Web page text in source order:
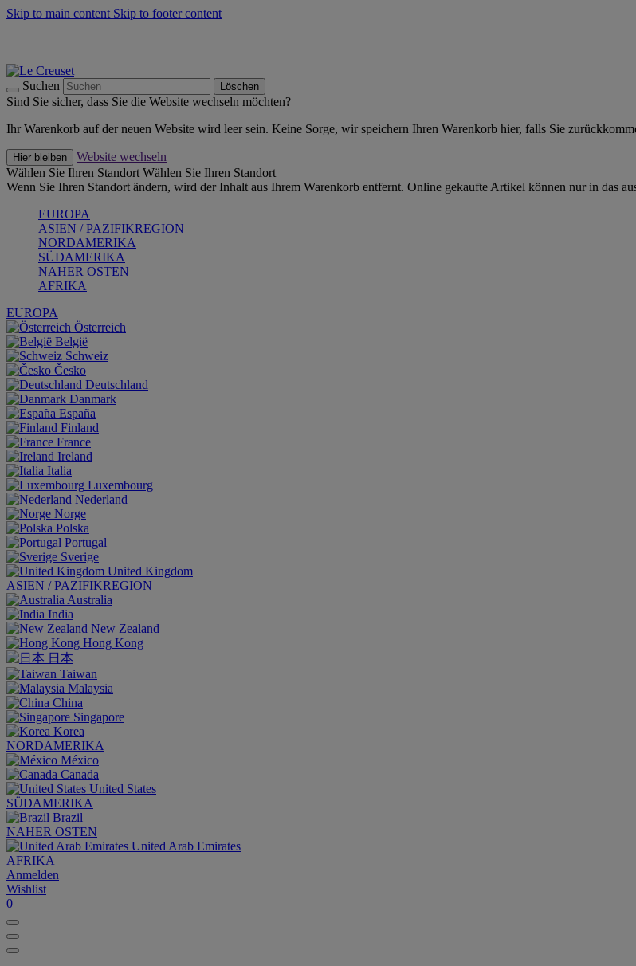
Skip to main content Skip to footer content
Suchen Löschen
Sind Sie sicher, dass Sie die Website wechseln möchten?
Ihr Warenkorb auf der neuen Website wird leer sein. Keine Sorge, wir speichern Ihren Warenkorb hier, falls Sie
Hier bleiben
Website wechseln
Wählen Sie Ihren Standort Wählen Sie Ihren Standort
Wenn Sie Ihren Standort ändern, wird der Inhalt aus Ihrem Warenkorb entfernt. Online gekaufte Artikel können nur in das
EUROPA
ASIEN / PAZIFIKREGION
NORDAMERIKA
SÜDAMERIKA
NAHER OSTEN
AFRIKA
EUROPA
Österreich
België
Schweiz
Česko
Deutschland
Danmark
España
Finland
France
Ireland
Italia
Luxembourg
Nederland
Norge
Polska
Portugal
Sverige
United Kingdom
ASIEN / PAZIFIKREGION
Australia
India
New Zealand
Hong Kong
日本
Taiwan
Malaysia
China
Singapore
Korea
NORDAMERIKA
México
Canada
United States
SÜDAMERIKA
Brazil
NAHER OSTEN
United Arab Emirates
AFRIKA
Anmelden
Wishlist
0